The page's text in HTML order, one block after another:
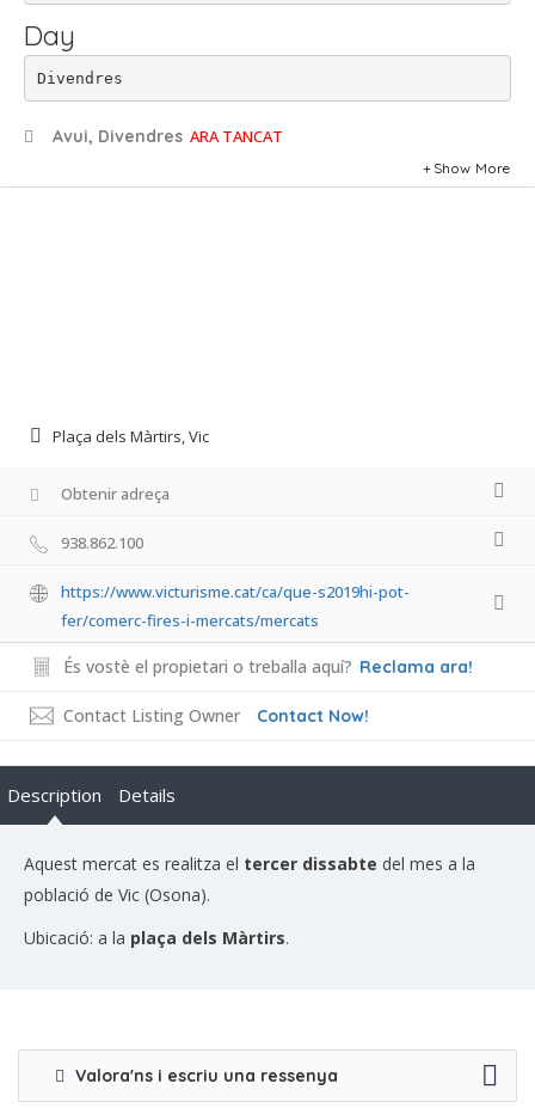
Day
Divendres
Avui, Divendres ARA TANCAT
Show More
Plaça dels Màrtirs, Vic
Obtenir adreça
938.862.100
https://www.victurisme.cat/ca/que-s2019hi-pot-
fer/comerc-fires-i-mercats/mercats
És vostè el propietari o treballa aquí? Reclama ara!
Contact Listing Owner Contact Now!
Description Details
Aquest mercat es realitza el tercer dissabte del mes a la
població de Vic (Osona).
Ubicació: a la plaça dels Màrtirs.
Valora'ns i escriu una ressenya